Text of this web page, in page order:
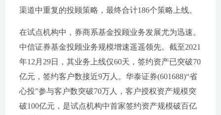
渠道中重复的投顾策略，最终合计186个策略上线。
在试点机构中，券商系基金投顾业务发展尤为迅速。
中信证券基金投顾业务规模增速遥遥领先。截至2021
年12月29日，其业务上线仅60天，签约资产已突破70
亿元，签约客户数接近9万人。华泰证券(601688)“省
心投”参与客户数突破70万人，客户授权资产规模突
破100亿元，是试点机构中首家签约资产规模破百亿